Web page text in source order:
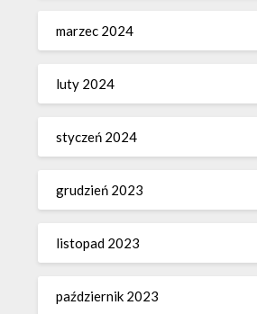
marzec 2024
luty 2024
styczeń 2024
grudzień 2023
listopad 2023
październik 2023